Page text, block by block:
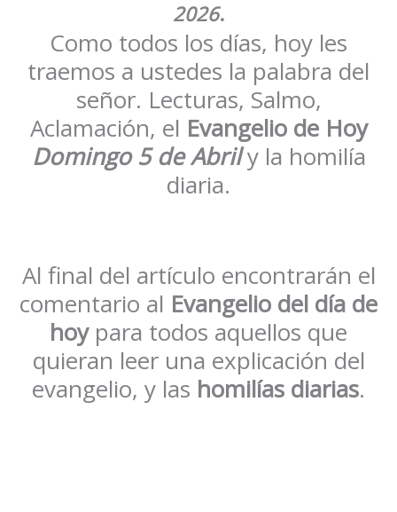
2026.
Como todos los días, hoy les
traemos a ustedes la palabra del
señor. Lecturas, Salmo,
Aclamación, el Evangelio de Hoy
Domingo5 de Abrily la homilía
diaria.
Al final del artículo encontrarán el
comentario al Evangelio del día de
hoypara todos aquellos que
quieran leer una explicación del
evangelio, y las homilías diarias.